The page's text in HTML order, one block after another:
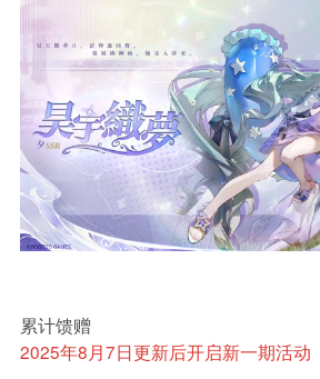
累计馈赠
2025年8月7日更新后开启新一期活动